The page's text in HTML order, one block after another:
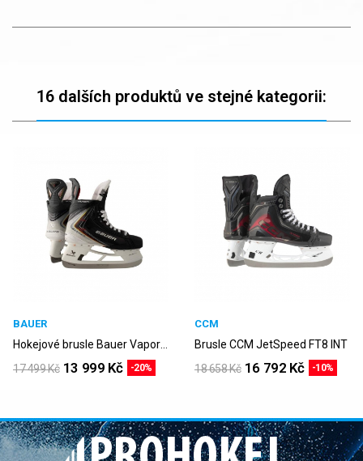
16 dalších produktů ve stejné kategorii:
BAUER
Hokejové brusle Bauer Vapor FlyPro S25 INT
17 499 Kč 13 999 Kč -20%
CCM
Brusle CCM JetSpeed FT8 INT
18 658 Kč 16 792 Kč -10%